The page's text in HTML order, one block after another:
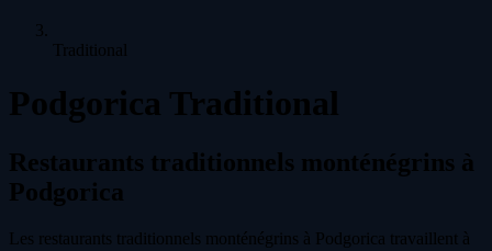
Traditional
Podgorica Traditional
Restaurants traditionnels monténégrins à
Podgorica
Les restaurants traditionnels monténégrins à Podgorica travaillent à